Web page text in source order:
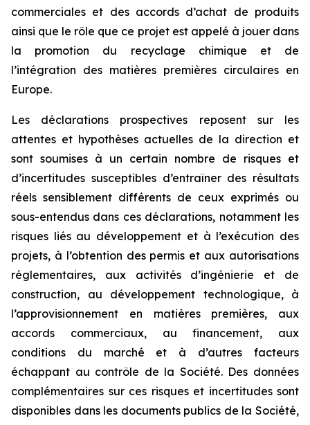
commerciales et des accords d’achat de produits
ainsi que le rôle que ce projet est appelé à jouer dans
la promotion du recyclage chimique et de
l’intégration des matières premières circulaires en
Europe.
Les déclarations prospectives reposent sur les
attentes et hypothèses actuelles de la direction et
sont soumises à un certain nombre de risques et
d’incertitudes susceptibles d’entraîner des résultats
réels sensiblement différents de ceux exprimés ou
sous-entendus dans ces déclarations, notamment les
risques liés au développement et à l’exécution des
projets, à l’obtention des permis et aux autorisations
réglementaires, aux activités d’ingénierie et de
construction, au développement technologique, à
l’approvisionnement en matières premières, aux
accords commerciaux, au financement, aux
conditions du marché et à d’autres facteurs
échappant au contrôle de la Société. Des données
complémentaires sur ces risques et incertitudes sont
disponibles dans les documents publics de la Société,